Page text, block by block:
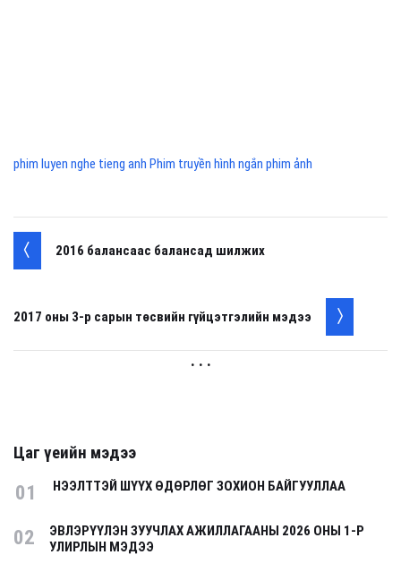
phim luyen nghe tieng anh Phim truyền hình ngắn phim ảnh
2016 балансаас балансад шилжих
2017 оны 3-р сарын төсвийн гүйцэтгэлийн мэдээ
. . .
Цаг үеийн мэдээ
01 НЭЭЛТТЭЙ ШҮҮХ ӨДӨРЛӨГ ЗОХИОН БАЙГУУЛЛАА
02
ЭВЛЭРҮҮЛЭН ЗУУЧЛАХ АЖИЛЛАГААНЫ 2026 ОНЫ 1-Р
УЛИРЛЫН МЭДЭЭ